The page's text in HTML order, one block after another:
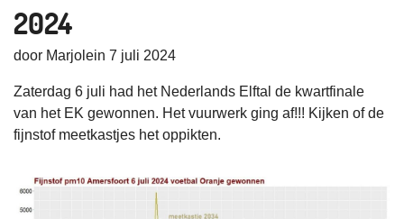
2024
door Marjolein 7 juli 2024
Zaterdag 6 juli had het Nederlands Elftal de kwartfinale
van het EK gewonnen. Het vuurwerk ging af!!! Kijken of de
fijnstof meetkastjes het oppikten.